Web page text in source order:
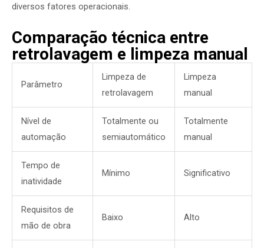
diversos fatores operacionais.
Comparação técnica entre
retrolavagem e limpeza manual
Parâmetro
Limpeza de
retrolavagem
Limpeza
manual
Nível de
automação
Totalmente ou
semiautomático
Totalmente
manual
Tempo de
inatividade
Mínimo Significativo
Requisitos de
mão de obra
Baixo Alto